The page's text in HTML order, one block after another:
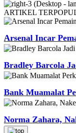
ARTIKEL
Arsenal Incar
Bradley Barcola
Bank Muamalat
Norma Zahara,